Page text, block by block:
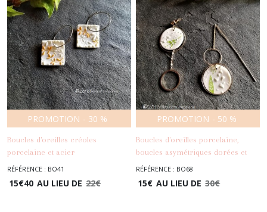
PROMOTION - 30 %
Boucles d'oreilles créoles
porcelaine et acier
inoxydable,boucles blanches et
-Boucles D'oreilles
RÉFÉRENCE : BO41
15€40 AU LIEU DE 22€
PROMOTION - 50 %
Boucles d'oreilles porcelaine,
boucles asymétriques dorées et
blanches, boucles pendantes,
D'oreilles
RÉFÉRENCE : BO68
15€ AU LIEU DE 30€